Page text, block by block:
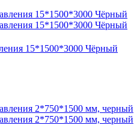
15*1500*3000 Чёрный